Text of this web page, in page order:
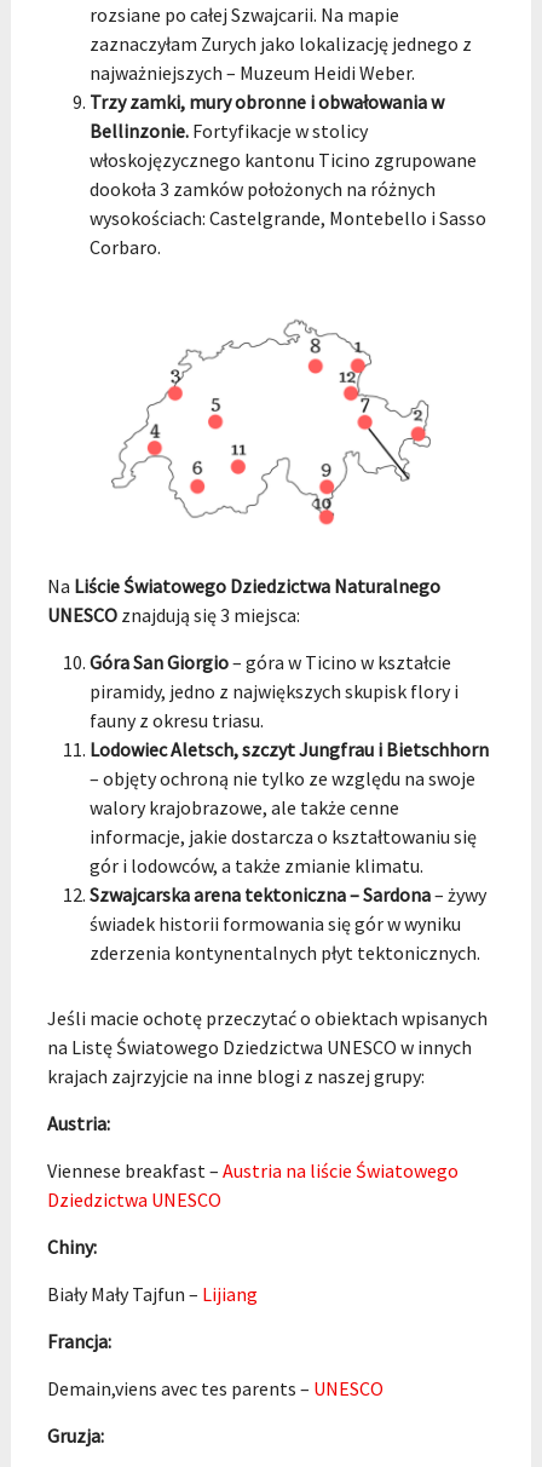
rozsiane po całej Szwajcarii. Na mapie
zaznaczyłam Zurych jako lokalizację jednego z
najważniejszych – Muzeum Heidi Weber.
Trzy zamki, mury obronne i obwałowania w
Bellinzonie. Fortyfikacje w stolicy
włoskojęzycznego kantonu Ticino zgrupowane
dookoła 3 zamków położonych na różnych
wysokościach: Castelgrande, Montebello i Sasso
Corbaro.
Na Liście Światowego Dziedzictwa Naturalnego
UNESCOznajdują się 3 miejsca:
Góra San Giorgio– góra w Ticino w kształcie
piramidy, jedno z największych skupisk flory i
fauny z okresu triasu.
Lodowiec Aletsch, szczyt Jungfrau i Bietschhorn
– objęty ochroną nie tylko ze względu na swoje
walory krajobrazowe, ale także cenne
informacje, jakie dostarcza o kształtowaniu się
gór i lodowców, a także zmianie klimatu.
Szwajcarska arena tektoniczna – Sardona– żywy
świadek historii formowania się gór w wyniku
zderzenia kontynentalnych płyt tektonicznych.
Jeśli macie ochotę przeczytać o obiektach wpisanych
na Listę Światowego Dziedzictwa UNESCO w innych
krajach zajrzyjcie na inne blogi z naszej grupy:
Austria:
Viennese breakfast – Austria na liście Światowego
Dziedzictwa UNESCO
Chiny:
Biały Mały Tajfun – Lijiang
Francja:
Demain,viens avec tes parents – UNESCO
Gruzja: